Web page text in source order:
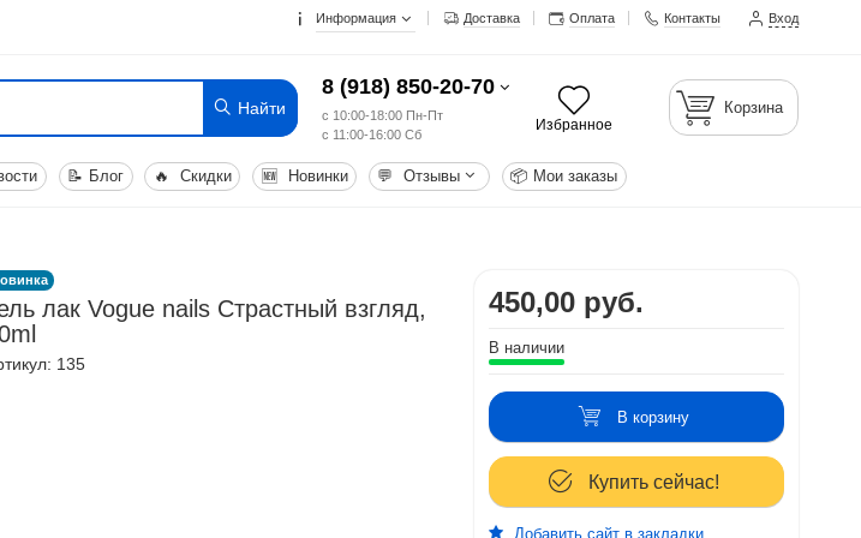
Информация Доставка Оплата Контакты Вход
Найти
8 (918) 850-20-70
с 10:00-18:00 Пн-Пт
с 11:00-16:00 Сб
Избранное
Корзина
📝 Блог 🔥 Скидки 🆕 Новинки 💬 Отзывы 📦 Мои заказы
лак Vogue nails Страстный взгляд,
135
450,00 руб.
В наличии
В корзину
Купить сейчас!
Добавить сайт в закладки